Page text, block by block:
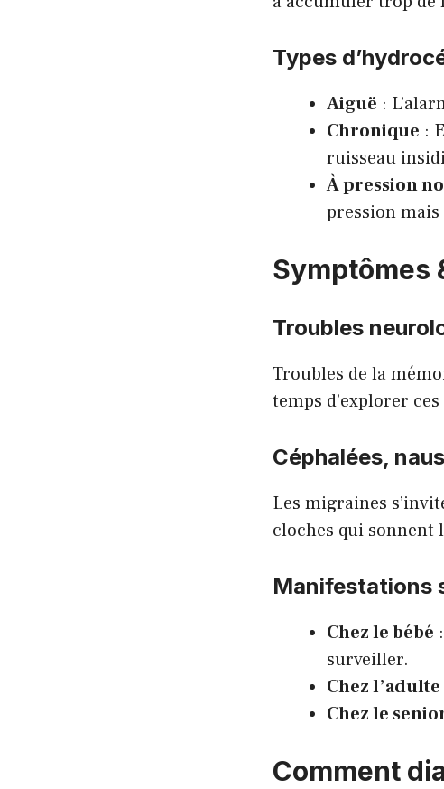
Types
Aiguë :
Chronique :
ruisseau
À pression
pression
Symptômes
Troubles
Troubles de la
temps d’explorer
Céphalées,
Les migraines
cloches qui sonnent
Manifestations
Chez le bébé
surveiller.
Chez l’adulte
Chez le
Comment